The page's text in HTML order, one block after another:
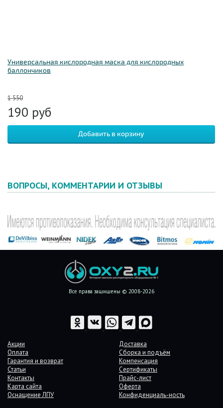
Универсальная кислородная маска для кислородных
баллончиков
1 550
190 руб
ВОПРОСЫ, КОММЕНТАРИИ И ОТЗЫВЫ
Все права защищены © 2008-2026
Акции
Доставка
Оплата
Сборка и подъём
Гарантия и возврат
Компенсация
Статьи
Сертификаты
Контакты
Прайс-лист
Карта сайта
Оферта
Оснащение ЛПУ
Конфиденциаль-ность